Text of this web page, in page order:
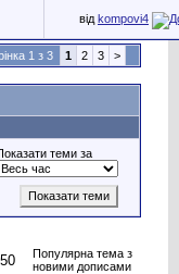
від kompovi4
1 з 3 1 2 3 >
теми за
Популярна тема з
новими дописами